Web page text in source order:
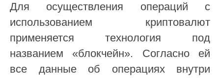
Для осуществления операций с
использованием криптовалют
применяется технология под
названием «блокчейн». Согласно ей
все данные об операциях внутри